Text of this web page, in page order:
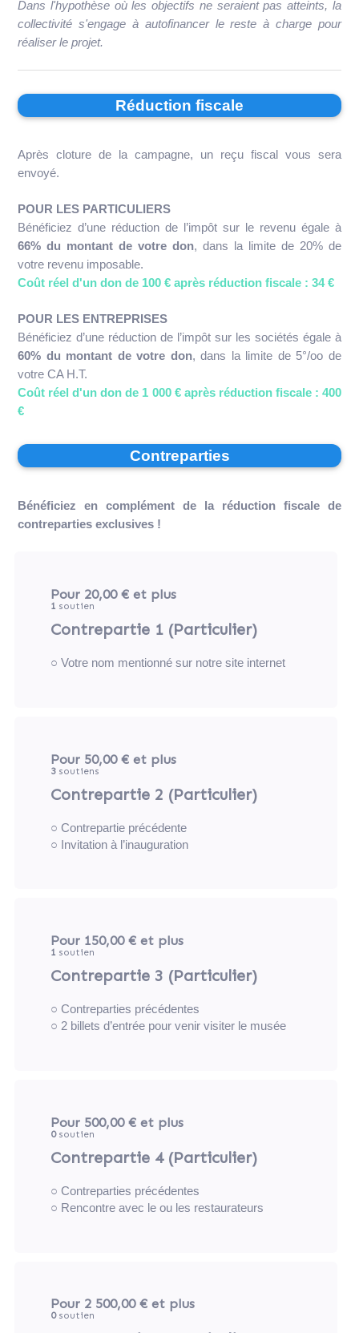
Dans l'hypothèse où les objectifs ne seraient pas atteints, la
collectivité s'engage à autofinancer le reste à charge pour
réaliser le projet.
Réduction fiscale
Après cloture de la campagne, un reçu fiscal vous sera
envoyé.
POUR LES PARTICULIERS
Bénéficiez d’une réduction de l’impôt sur le revenu égale à
66% du montant de votre don, dans la limite de 20% de
votre revenu imposable.
Coût réel d'un don de 100 € après réduction fiscale : 34 €
POUR LES ENTREPRISES
Bénéficiez d’une réduction de l’impôt sur les sociétés égale à
60% du montant de votre don, dans la limite de 5°/oo de
votre CA H.T.
Coût réel d'un don de 1 000 € après réduction fiscale : 400
€
Contreparties
Bénéficiez en complément de la réduction fiscale de
contreparties exclusives !
Pour 20,00 € et plus
1soutien
Contrepartie 1 (Particulier)
○ Votre nom mentionné sur notre site internet
Pour 50,00 € et plus
3soutiens
Contrepartie 2 (Particulier)
○ Contrepartie précédente
○ Invitation à l’inauguration
Pour 150,00 € et plus
1soutien
Contrepartie 3 (Particulier)
○ Contreparties précédentes
○ 2 billets d’entrée pour venir visiter le musée
Pour 500,00 € et plus
0soutien
Contrepartie 4 (Particulier)
○ Contreparties précédentes
○ Rencontre avec le ou les restaurateurs
Pour 2 500,00 € et plus
0soutien